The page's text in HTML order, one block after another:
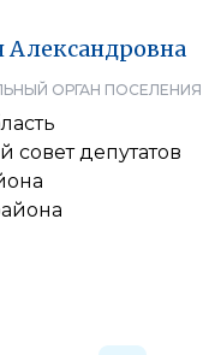
Александровна
ОРГАН ПОСЕЛЕНИЯ
совет депутатов